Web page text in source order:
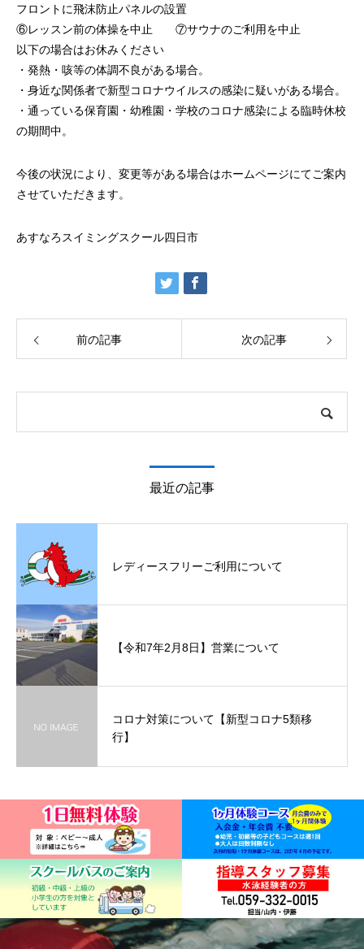
フロントに飛沫防止パネルの設置
⑥レッスン前の体操を中止 ⑦サウナのご利用を中止
以下の場合はお休みください
・発熱・咳等の体調不良がある場合。
・身近な関係者で新型コロナウイルスの感染に疑いがある場合。
・通っている保育園・幼稚園・学校のコロナ感染による臨時休校
の期間中。
今後の状況により、変更等がある場合はホームページにてご案内
させていただきます。
あすなろスイミングスクール四日市
前の記事 次の記事
最近の記事
レディースフリーご利用について
【令和7年2月8日】営業について
コロナ対策について【新型コロナ5類移
行】